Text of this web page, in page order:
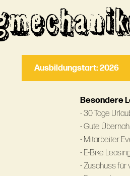
Ausbildungstart: 2026
Besondere
- 30 Tage
- Gute
- Mitarbeiter
- E-Bike
- Zuschuss